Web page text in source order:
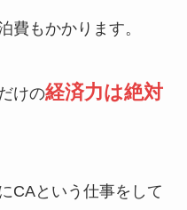
費もかかります。
けの経済力は絶対
CAという仕事をして